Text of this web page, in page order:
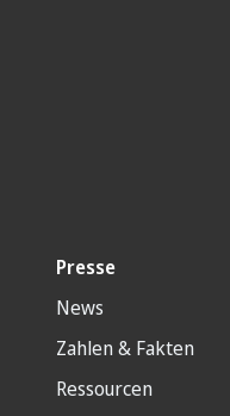
Presse
News
Zahlen & Fakten
Ressourcen